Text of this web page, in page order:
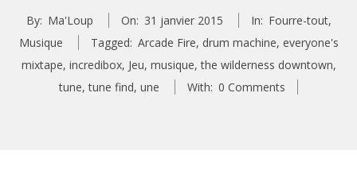
By: Ma'Loup On: 31 janvier 2015 In: Fourre-tout,
Musique
Tagged: Arcade Fire, drum machine, everyone's
mixtape, incredibox, Jeu, musique,the wilderness downtown,
tune,tune find, une With: 0 Comments